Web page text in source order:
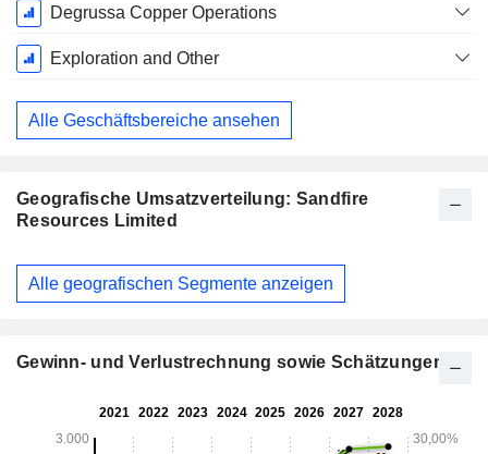
Degrussa Copper Operations
Exploration and Other
Alle Geschäftsbereiche ansehen
Geografische Umsatzverteilung: Sandfire
Resources Limited
Ende d.
Geschäftsjahres:
Alle geografischen Segmente anzeigen
Gewinn- und Verlustrechnung sowie Schätzungen